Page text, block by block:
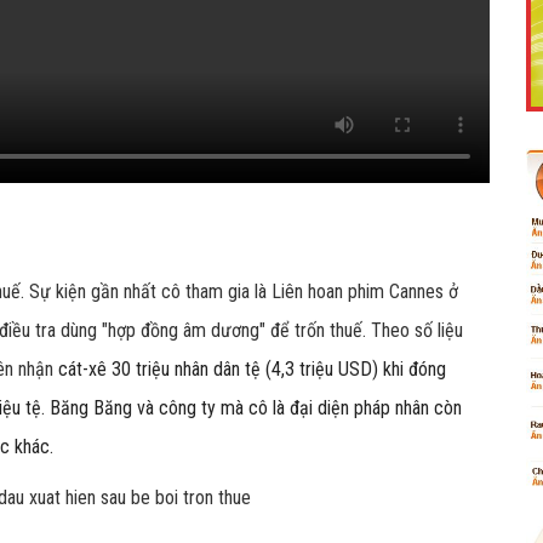
Sự kiện gần nhất cô tham gia là Liên hoan phim Cannes ở
tra dùng "hợp đồng âm dương" để trốn thuế. Theo số liệu
nhận cát-xê 30 triệu nhân dân tệ (4,3 triệu USD) khi đóng
tệ. Băng Băng và công ty mà cô là đại diện pháp nhân còn
khác.
Like Fanpage Để Ủng Hộ Chúng Tôi Duy Trì Website
netcore.vn